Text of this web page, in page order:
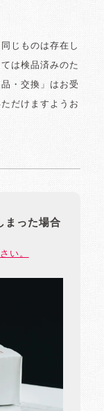
じものは存在し
は検品済みのた
・交換」はお受
だけますようお
まった場合
い。